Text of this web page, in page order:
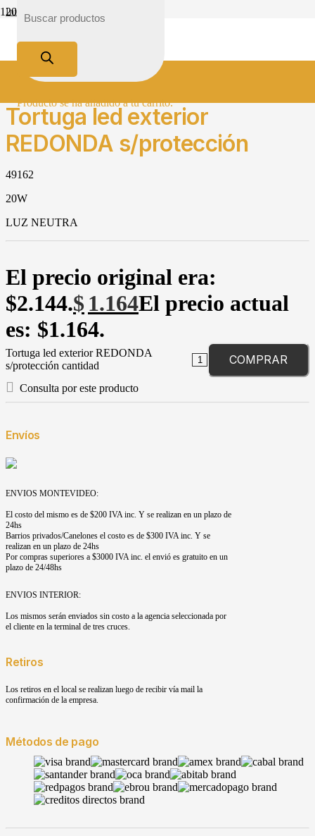
Productose ha añadido a tu carrito.
Inicio
Tienda
Clásico
Tortuga led exterior REDONDA s/protección
Tortuga led exterior
REDONDA s/protección
49162
20W
LUZ NEUTRA
El precio original era:
$2.144.$ 1.164El precio actual
es: $1.164.
Tortuga led exterior REDONDA
s/protección cantidad
COMPRAR
Consulta por este producto
Envíos
ENVIOS MONTEVIDEO:
El costo del mismo es de $200 IVA inc. Y se realizan en un plazo de
24hs
Barrios privados/Canelones el costo es de $300 IVA inc. Y se
realizan en un plazo de 24hs
Por compras superiores a $3000 IVA inc. el envió es gratuito en un
plazo de 24/48hs
ENVIOS INTERIOR:
Los mismos serán enviados sin costo a la agencia seleccionada por
el cliente en la terminal de tres cruces.
Retiros
Los retiros en el local se realizan luego de recibir vía mail la
confirmación de la empresa.
Métodos de pago